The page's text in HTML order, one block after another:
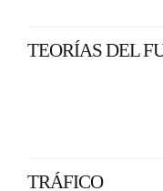
TEORÍAS DEL
TRÁFICO